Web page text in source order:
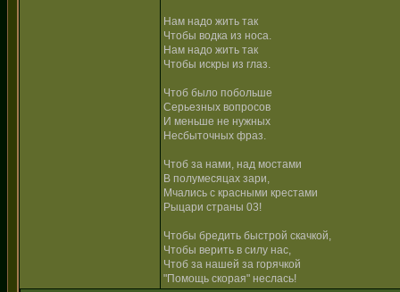
Нам надо жить так
Чтобы водка из носа.
Нам надо жить так
Чтобы искры из глаз.
Чтоб было побольше
Серьезных вопросов
И меньше не нужных
Несбыточных фраз.
Чтоб за нами, над мостами
В полумесяцах зари,
Мчались с красными крестами
Рыцари страны 03!
Чтобы бредить быстрой скачкой,
Чтобы верить в силу нас,
Чтоб за нашей за горячкой
"Помощь скорая" неслась!